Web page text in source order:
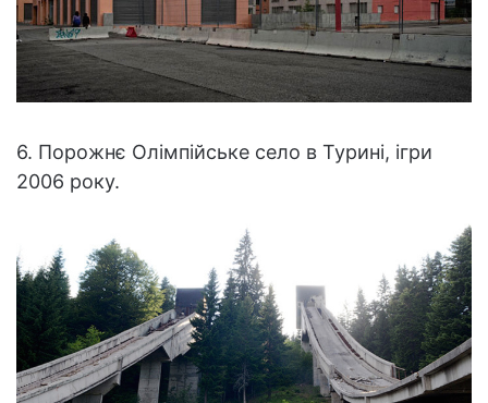
6. Порожнє Олімпійське село в Турині, ігри
2006 року.